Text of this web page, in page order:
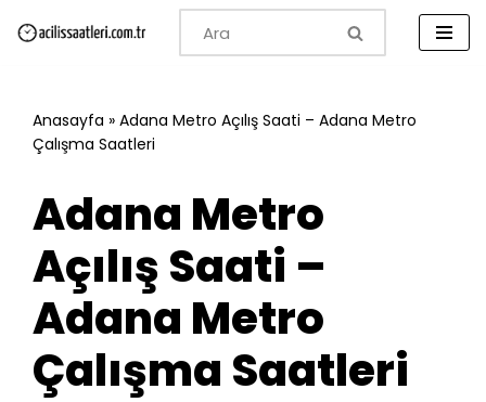
Anasayfa » Adana Metro Açılış Saati – Adana Metro
Çalışma Saatleri
Adana Metro
Açılış Saati –
Adana Metro
Çalışma Saatleri